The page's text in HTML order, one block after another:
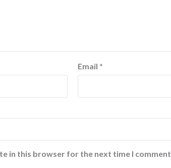
Email *
in this browser for the next time I comment.